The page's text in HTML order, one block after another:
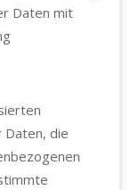
Daten mit
die